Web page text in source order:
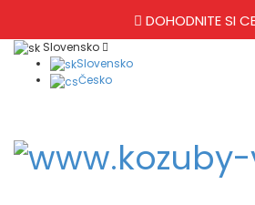
DOHODNITE SI
Slovensko
Slovensko
Česko